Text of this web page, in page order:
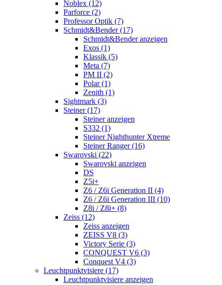
Noblex (12)
Parforce (2)
Professor Optik (7)
Schmidt&Bender (17)
Schmidt&Bender anzeigen
Exos (1)
Klassik (5)
Meta (7)
PM II (2)
Polar (1)
Zenith (1)
Sightmark (3)
Steiner (17)
Steiner anzeigen
S332 (1)
Steiner Nighthunter Xtreme
Steiner Ranger (16)
Swarovski (22)
Swarovski anzeigen
DS
Z5i+
Z6 / Z6i Generation II (4)
Z6 / Z6i Generation III (10)
Z8i / Z8i+ (8)
Zeiss (12)
Zeiss anzeigen
ZEISS V8 (3)
Victory Serie (3)
CONQUEST V6 (3)
Conquest V4 (3)
Leuchtpunktvisiere (17)
Leuchtpunktvisiere anzeigen